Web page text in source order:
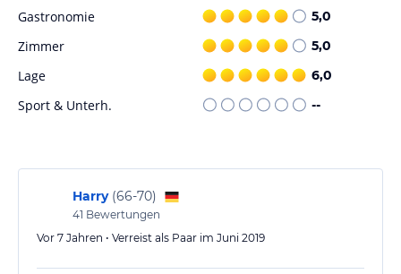
Das Hotel Le Beau Rivage bietet keine eigenen Sport- und
Freizeiteinrichtungen an. Die Gäste haben jedoch die Möglichkeit,
Golfspielen oder einen Besuch am Strand zu unternehmen. Der
Golfclub Domburgsche liegt beispielsweise nur 14,5 km entfernt.
verbindlichenAngebotsdetailsdes jeweiligen Veranstalters.
Gastronomie 5,0
Zimmer 5,0
Lage 6,0
Sport & Unterh. --
Harry (66-70)
41 Bewertungen
Vor 7 Jahren • Verreist als Paar im Juni 2019